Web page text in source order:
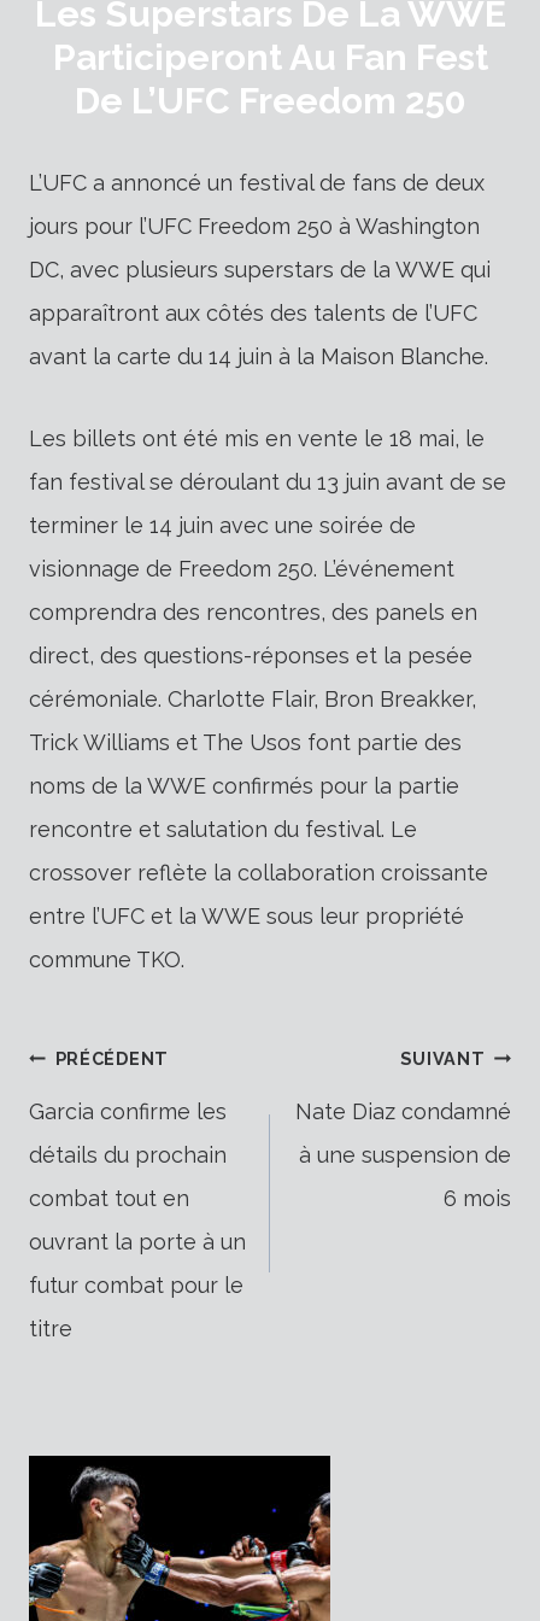
Les Superstars De La WWE
Participeront Au Fan Fest
De L’UFC Freedom 250
L’UFC a annoncé un festival de fans de deux
jours pour l’UFC Freedom 250 à Washington
DC, avec plusieurs superstars de la WWE qui
apparaîtront aux côtés des talents de l’UFC
avant la carte du 14 juin à la Maison Blanche.
Les billets ont été mis en vente le 18 mai, le
fan festival se déroulant du 13 juin avant de se
terminer le 14 juin avec une soirée de
visionnage de Freedom 250. L’événement
comprendra des rencontres, des panels en
direct, des questions-réponses et la pesée
cérémoniale. Charlotte Flair, Bron Breakker,
Trick Williams et The Usos font partie des
noms de la WWE confirmés pour la partie
rencontre et salutation du festival. Le
crossover reflète la collaboration croissante
entre l’UFC et la WWE sous leur propriété
commune TKO.
Navigation
de
l’article
PRÉCÉDENT
Garcia confirme les
détails du prochain
combat tout en
ouvrant la porte à un
futur combat pour le
titre
SUIVANT
Nate Diaz condamné
à une suspension de
6 mois